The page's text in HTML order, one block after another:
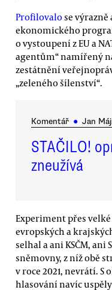
Profilovalose
ekonomického
o vystoupení z EU a
agentům“ namířený
zestátnění
„zeleného šílenství“.
Komentář ● Jan
STAČILO!
zneužívá
Experiment přes
evropských a
selhal a ani KSČM, ani
sněmovny, z níž obě
v roce 2021, nevrátí.
hlasování navíc